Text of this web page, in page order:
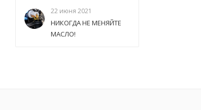
22 июня 2021
НИКОГДА НЕ МЕНЯЙТЕ
МАСЛО!